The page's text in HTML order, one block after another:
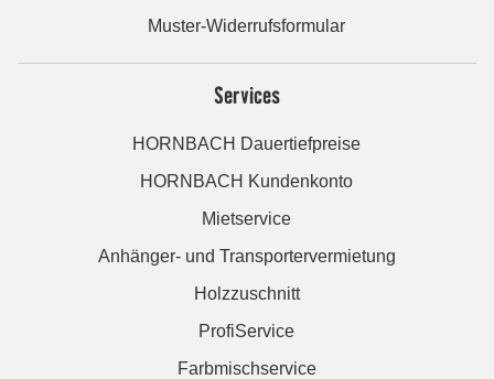
Muster-Widerrufsformular
Services
HORNBACH Dauertiefpreise
HORNBACH Kundenkonto
Mietservice
Anhänger- und Transportervermietung
Holzzuschnitt
ProfiService
Farbmischservice